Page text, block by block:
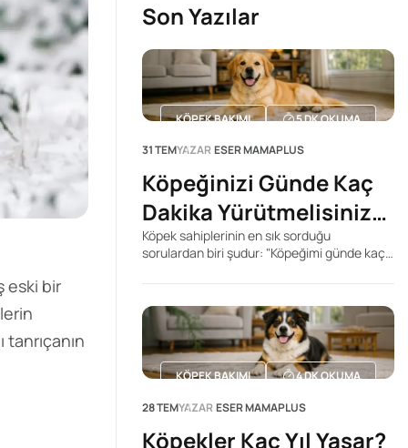
eski bir
Son Yazılar
KÖPEK BAKIMI 5DK OKUMA
31 TEMYAZAR ESER MAMAPLUS
Köpeğinizi Günde Kaç
Dakika Yürütmelisiniz?
Doğru Süreyi Belirleyen
Faktörler
Köpek sahiplerinin en sık sorduğu
sorulardan biri şudur: "Köpeğimi günde kaç
bulabilirsiniz. Kimi kaynak 20 dakika, kimisi
60 dakika, kimisi ise 2 saat önerir. Ancak
gerçek şu ki, her köpek için geçerli tek bir
yürüyüş süresi yoktur.
KÖPEK BAKIMI 4DK OKUMA
28 TEMYAZAR ESER MAMAPLUS
Köpekler Kaç Yıl Yaşar?